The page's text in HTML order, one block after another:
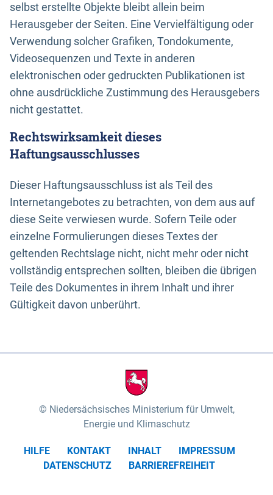
selbst erstellte Objekte bleibt allein beim
Herausgeber der Seiten. Eine Vervielfältigung oder
Verwendung solcher Grafiken, Tondokumente,
Videosequenzen und Texte in anderen
elektronischen oder gedruckten Publikationen ist
ohne ausdrückliche Zustimmung des Herausgebers
nicht gestattet.
Rechtswirksamkeit dieses
Haftungsausschlusses
Dieser Haftungsausschluss ist als Teil des
Internetangebotes zu betrachten, von dem aus auf
diese Seite verwiesen wurde. Sofern Teile oder
einzelne Formulierungen dieses Textes der
geltenden Rechtslage nicht, nicht mehr oder nicht
vollständig entsprechen sollten, bleiben die übrigen
Teile des Dokumentes in ihrem Inhalt und ihrer
Gültigkeit davon unberührt.
Niedersächsisches Ministerium für Umwelt,
Energie und Klimaschutz
HILFE KONTAKT INHALT
IMPRESSUM
DATENSCHUTZ
BARRIEREFREIHEIT